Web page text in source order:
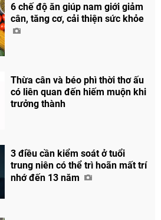
6 chế độ ăn giúp nam giới giảm
cân, tăng cơ, cải thiện sức khỏe
Thừa cân và béo phì thời thơ ấu
có liên quan đến hiếm muộn khi
trưởng thành
3 điều cần kiểm soát ở tuổi
trung niên có thể trì hoãn mất trí
nhớ đến 13 năm